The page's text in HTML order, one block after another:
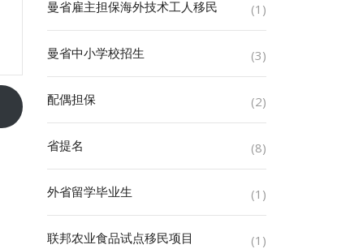
曼省雇主担保海外技术工人移民 (1)
曼省中小学校招生 (3)
配偶担保 (2)
省提名 (8)
外省留学毕业生 (1)
联邦农业食品试点移民项目 (1)